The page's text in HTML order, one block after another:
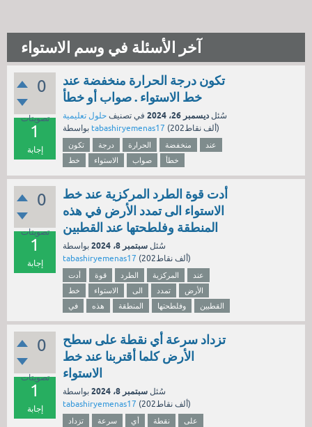
آخر الأسئلة في وسم الاستواء
0
تصويتات
1
إجابة
تكون درجة الحرارة منخفضة عند
خط الاستواء . صواب أو خطأ
سُئل ديسمبر 26، 2024 في تصنيف حلول تعليمية
tabashiryemenas17 ( 202ألف نقاط)
تكون درجة الحرارة منخفضة
عند
خط
الاستواء صواب خطأ
0
تصويتات
1
إجابة
أدت قوة الطرد المركزية عند خط
الاستواء الى تمدد الأرض في هذه
المنطقة وفلطحتها عند القطبين
سُئل سبتمبر 8، 2024
بواسطة
tabashiryemenas17 ( 202ألف نقاط)
أدت قوة الطرد المركزية
عند
خط
الاستواء الى تمدد
الأرض
في
هذه المنطقة وفلطحتها القطبين
0
تصويتات
1
إجابة
تزداد سرعة أي نقطة على سطح
الأرض كلما أقتربنا عند خط
الاستواء
سُئل سبتمبر 8، 2024
بواسطة
tabashiryemenas17 ( 202ألف نقاط)
تزداد سرعة أي نقطة على